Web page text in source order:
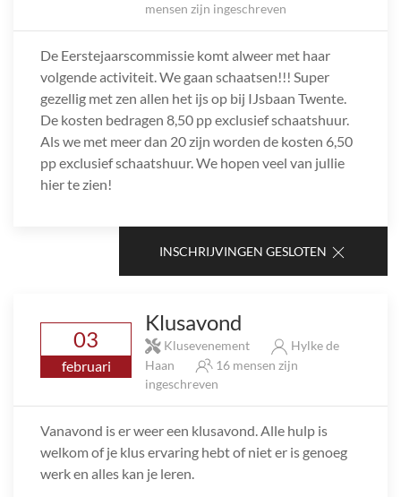
mensen zijn ingeschreven
De Eerstejaarscommissie komt alweer met haar
volgende activiteit. We gaan schaatsen!!! Super
gezellig met zen allen het ijs op bij IJsbaan Twente.
De kosten bedragen 8,50 pp exclusief schaatshuur.
Als we met meer dan 20 zijn worden de kosten 6,50
pp exclusief schaatshuur. We hopen veel van jullie
hier te zien!
INSCHRIJVINGEN GESLOTEN
03
februari
Klusavond
Klusevenement
Hylke de
Haan
16 mensen zijn
ingeschreven
Vanavond is er weer een klusavond. Alle hulp is
welkom of je klus ervaring hebt of niet er is genoeg
werk en alles kan je leren.